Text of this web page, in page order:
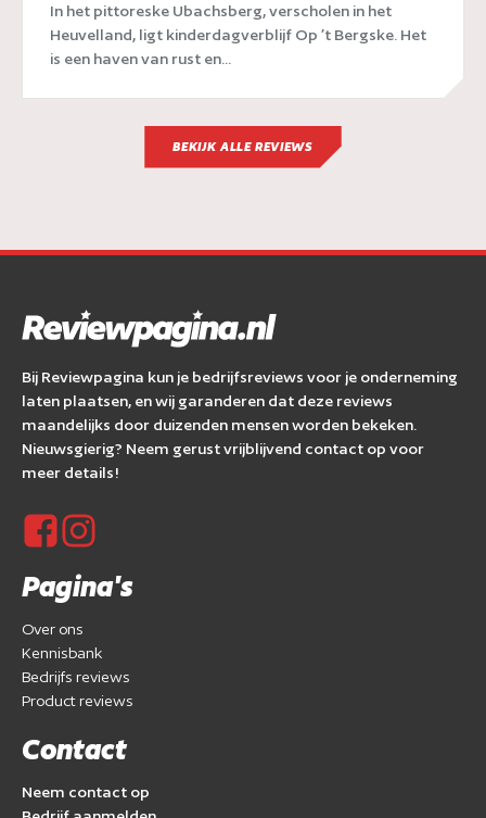
In het pittoreske Ubachsberg, verscholen in het
Heuvelland, ligt kinderdagverblijf Op ’t Bergske. Het
is een haven van rust en...
BEKIJK ALLE REVIEWS
Bij Reviewpagina kun je bedrijfsreviews voor je onderneming
laten plaatsen, en wij garanderen dat deze reviews
maandelijks door duizenden mensen worden bekeken.
Nieuwsgierig? Neem gerust vrijblijvend contact op voor
meer details!
Pagina's
Over ons
Kennisbank
Bedrijfs reviews
Product reviews
Contact
Neem contact op